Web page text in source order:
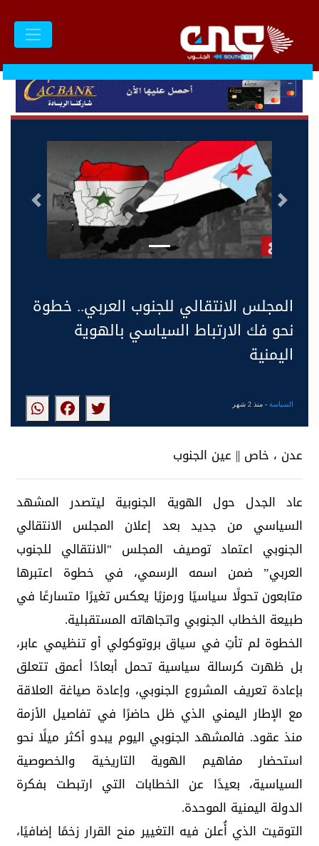
التالى السابق
المجلس الانتقالي للجنوب العربي.. خطوة
نحو فك الارتباط السياسي بالهوية
اليمنية
السياسة- منذ 2 شهر
عدن ، خاص || عين الجنوب
عاد الجدل حول الهوية الجنوبية ليتصدر المشهد
السياسي من جديد بعد إعلان المجلس الانتقالي
الجنوبي اعتماد توصيف المجلس "الانتقالي للجنوب
العربي” ضمن اسمه الرسمي، في خطوة اعتبرها
متابعون تحولًا سياسيًا ورمزيًا يعكس تغيرًا متسارعًا في
طبيعة الخطاب الجنوبي واتجاهاته المستقبلية.
الخطوة لم تأتِ في سياق بروتوكولي أو تنظيمي عابر،
بل ظهرت كرسالة سياسية تحمل أبعادًا أعمق تتعلق
بإعادة تعريف المشروع الجنوبي، وإعادة صياغة العلاقة
مع الإطار اليمني الذي ظل حاضرًا في تفاصيل الأزمة
منذ عقود. فالمشهد الجنوبي اليوم يبدو أكثر ميلًا نحو
استحضار مفاهيم الهوية التاريخية والخصوصية
السياسية، بعيدًا عن الخطابات التي ارتبطت بفكرة
الدولة اليمنية الموحدة.
التوقيت الذي أُعلن فيه التغيير منح القرار زخمًا إضافيًا،